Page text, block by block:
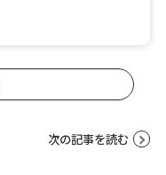
次の記事を読む